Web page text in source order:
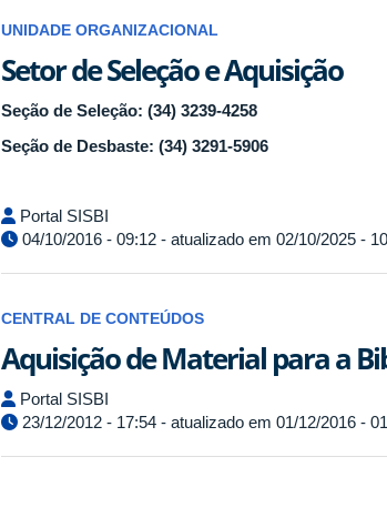
UNIDADE ORGANIZACIONAL
Setor de Seleção e Aquisição
Seção de Seleção: (34) 3239-4258
Seção de Desbaste: (34) 3291-5906
Portal SISBI
04/10/2016 - 09:12 - atualizado em 02/10/2025 -
CENTRAL DE CONTEÚDOS
Aquisição de Material para a
Portal SISBI
23/12/2012 - 17:54 - atualizado em 01/12/2016 -